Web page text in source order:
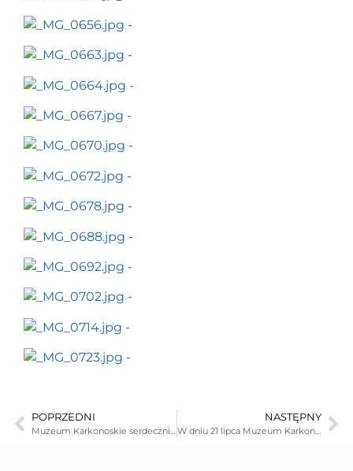
POPRZEDNI
Muzeum Karkonoskie serdecznie zaprasza na E-glass. Ekoglass Festiwal 2012.
NASTĘPNY
W dniu 21 lipca Muzeum Karkonoskie w Jeleniej Górze zaszczycili swoją obecnością Pan Bogdan Zdrojewski